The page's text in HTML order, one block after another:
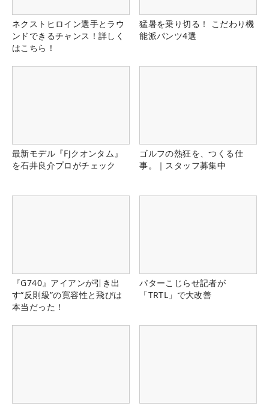
ネクストヒロイン選手とラウ
ンドできるチャンス！詳しく
はこちら！
猛暑を乗り切る！ こだわり機
能派パンツ4選
最新モデル『FJクオンタム』
を石井良介プロがチェック
ゴルフの熱狂を、つくる仕
事。｜スタッフ募集中
『G740』アイアンが引き出
す“反則級”の寛容性と飛びは
本当だった！
パターこじらせ記者が
「TRTL」で大改善